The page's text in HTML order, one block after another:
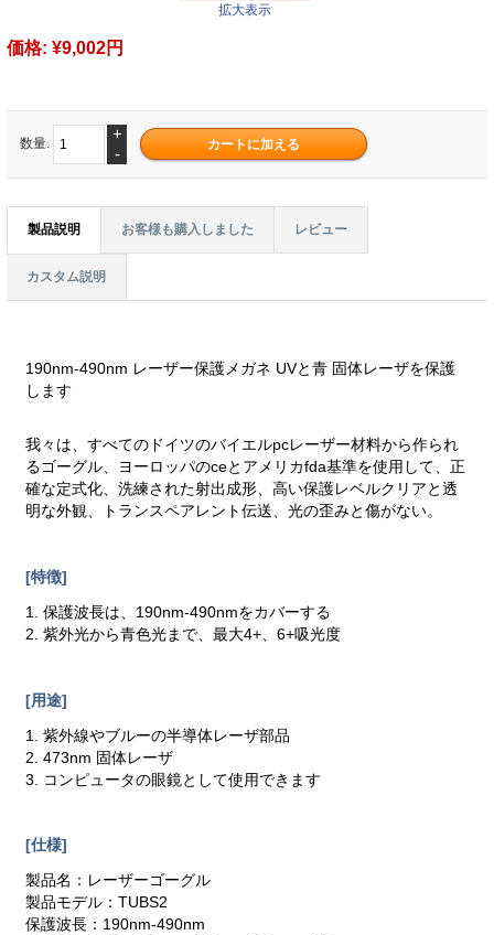
拡大表示
価格: ¥9,002円
数量.
+
-
製品説明 お客様も購入しました レビュー
カスタム説明
190nm-490nm レーザー保護メガネ UVと青 固体レーザを保護
します
我々は、すべてのドイツのバイエルpcレーザー材料から作られ
るゴーグル、ヨーロッパのceとアメリカfda基準を使用して、正
確な定式化、洗練された射出成形、高い保護レベルクリアと透
明な外観、トランスペアレント伝送、光の歪みと傷がない。
[特徴]
1. 保護波長は、190nm-490nmをカバーする
2. 紫外光から青色光まで、最大4+、6+吸光度
[用途]
1. 紫外線やブルーの半導体レーザ部品
2. 473nm 固体レーザ
3. コンピュータの眼鏡として使用できます
[仕様]
製品名：レーザーゴーグル
製品モデル：TUBS2
保護波長：190nm-490nm